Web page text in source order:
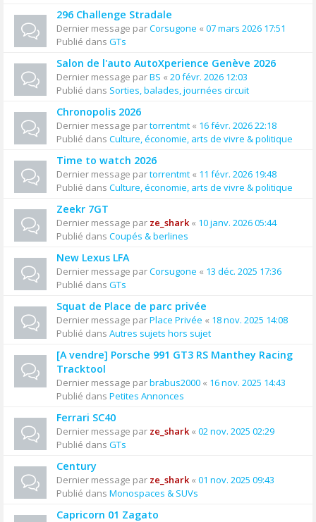
296 Challenge Stradale
Dernier message parCorsugone « 07 mars 2026 17:51
Publié dans GTs
Salon de l'auto AutoXperience Genève 2026
Dernier message parBS « 20 févr. 2026 12:03
Publié dans Sorties, balades, journées circuit
Chronopolis 2026
Dernier message partorrentmt « 16 févr. 2026 22:18
Publié dans Culture, économie, arts de vivre & politique
Time to watch 2026
Dernier message partorrentmt « 11 févr. 2026 19:48
Publié dans Culture, économie, arts de vivre & politique
Zeekr 7GT
Dernier message par ze_shark« 10 janv. 2026 05:44
Publié dans Coupés & berlines
New Lexus LFA
Dernier message parCorsugone « 13 déc. 2025 17:36
Publié dans GTs
Squat de Place de parc privée
Dernier message parPlace Privée « 18 nov. 2025 14:08
Publié dans Autres sujets hors sujet
[A vendre] Porsche 991 GT3 RS Manthey Racing
Tracktool
Dernier message parbrabus2000 « 16 nov. 2025 14:43
Publié dans Petites Annonces
Ferrari SC40
Dernier message par ze_shark« 02 nov. 2025 02:29
Publié dans GTs
Century
Dernier message par ze_shark« 01 nov. 2025 09:43
Publié dans Monospaces & SUVs
Capricorn 01 Zagato